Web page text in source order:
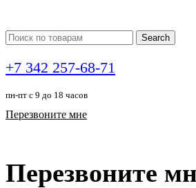
Search
+7 342 257-68-71
пн-пт с 9 до 18 часов
Перезвоните мне
Перезвоните